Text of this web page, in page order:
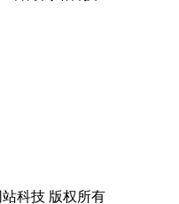
站科技 版权所有